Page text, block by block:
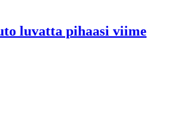
luvatta pihaasi viime